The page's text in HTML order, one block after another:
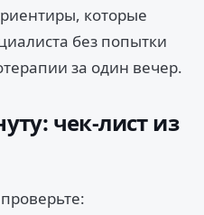
которые
без попытки
за один вечер.
чек-лист из